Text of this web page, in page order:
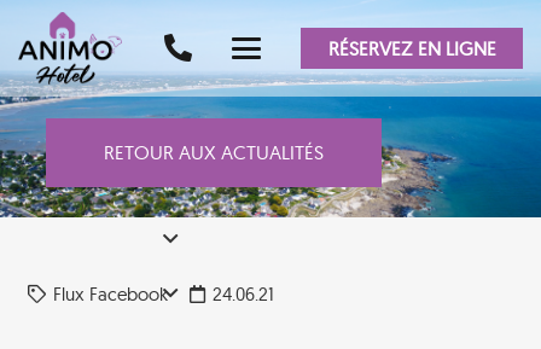
RÉSERVEZ EN LIGNE
RETOUR AUX ACTUALITÉS
Flux Facebook 24.06.21